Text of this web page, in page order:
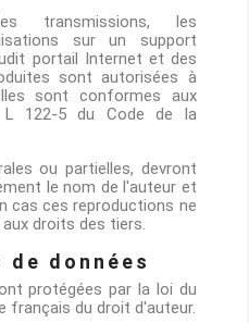
transmissions, les
sur un support
portail Internet et des
sont autorisées à
sont conformes aux
L 122-5 du Code de la
ou partielles, devront
le nom de l'auteur et
cas ces reproductions ne
droits des tiers.
de données
protégées par la loi du
français du droit d'auteur.